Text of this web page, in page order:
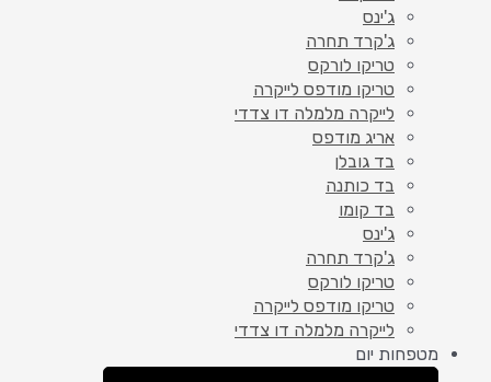
ג'ינס
ג'קרד תחרה
טריקו לורקס
טריקו מודפס לייקרה
לייקרה מלמלה דו צדדי
אריג מודפס
בד גובלן
בד כותנה
בד קומו
ג'ינס
ג'קרד תחרה
טריקו לורקס
טריקו מודפס לייקרה
לייקרה מלמלה דו צדדי
מטפחות יום